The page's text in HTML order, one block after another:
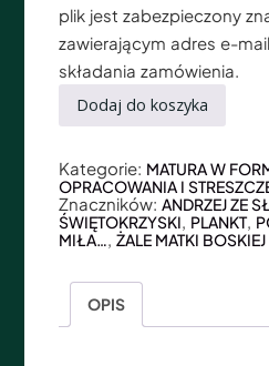
plik jest zabezpieczony
zawierającym adres e-
składania zamówienia.
Dodaj do koszyka
Kategorie: MATURA W
OPRACOWANIA I
Znaczników: ANDRZEJ ZE
ŚWIĘTOKRZYSKI PLANKT,
MIŁA… ŻALE MATKI
OPIS